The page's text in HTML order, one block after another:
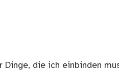
die ich einbinden